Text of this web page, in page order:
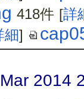
418件 [詳
細]
2014